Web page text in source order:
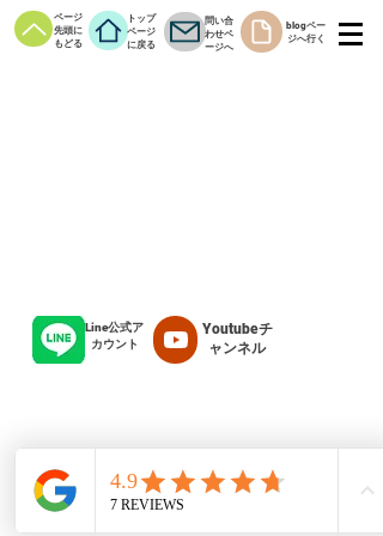
ページ
先頭に
もどる
トップ
ページ
に戻る
問い合
わせペ
ージへ
blogペー
ジへ行く
Line公式ア
カウント
Youtubeチ
ャンネル